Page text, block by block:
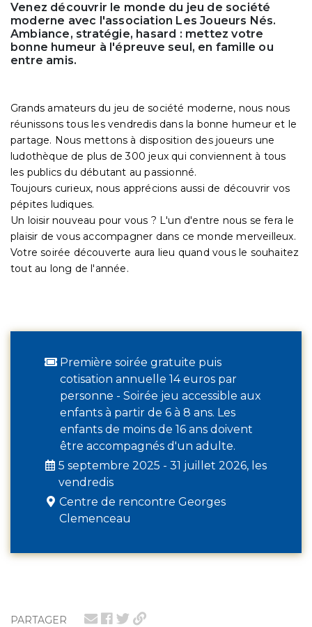
PARTAGER
Venez découvrir le monde du jeu de société
moderne avec l'association Les Joueurs Nés.
Ambiance, stratégie, hasard : mettez votre
bonne humeur à l'épreuve seul, en famille ou
entre amis.
Grands amateurs du jeu de société moderne, nous nous
réunissons tous les vendredis dans la bonne humeur et le
partage. Nous mettons à disposition des joueurs une
ludothèque de plus de 300 jeux qui conviennent à tous
les publics du débutant au passionné.
Toujours curieux, nous apprécions aussi de découvrir vos
pépites ludiques.
Un loisir nouveau pour vous ? L'un d'entre nous se fera le
plaisir de vous accompagner dans ce monde merveilleux.
Votre soirée découverte aura lieu quand vous le souhaitez
tout au long de l'année.
Première soirée gratuite puis
cotisation annuelle 14 euros par
personne - Soirée jeu accessible aux
enfants à partir de 6 à 8 ans. Les
enfants de moins de 16 ans doivent
être accompagnés d'un adulte.
5 septembre 2025 - 31 juillet 2026, les
vendredis
Centre de rencontre Georges
Clemenceau